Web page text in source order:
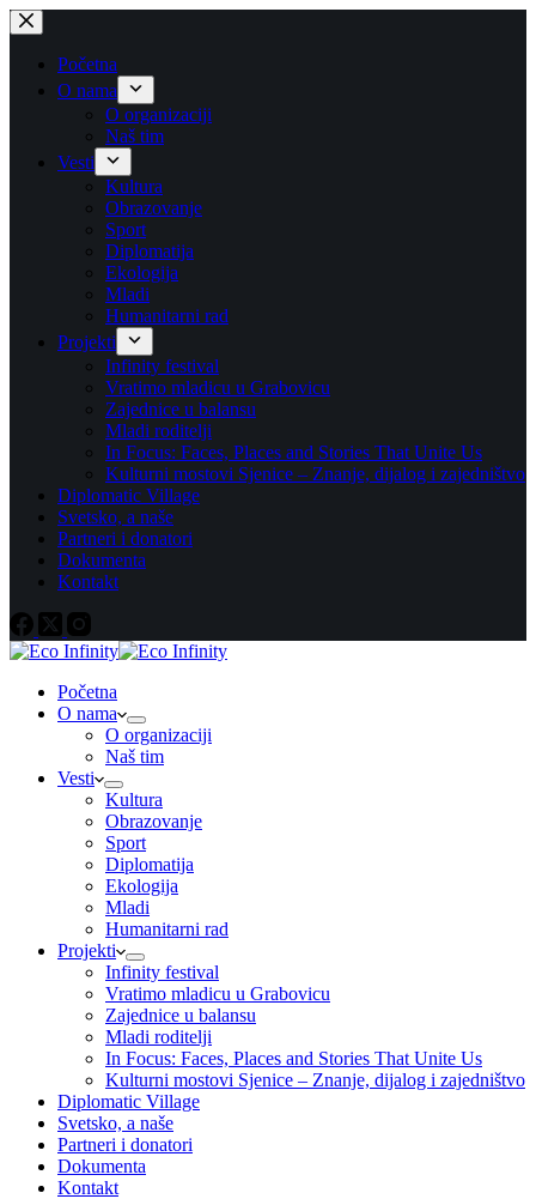
Skip
to
contentPočetna
O nama
O organizaciji
Naš tim
Vesti
Kultura
Obrazovanje
Sport
Diplomatija
Ekologija
Mladi
Humanitarni rad
Projekti
Infinity festival
Vratimo mladicu u Grabovicu
Zajednice u balansu
Mladi roditelji
In Focus: Faces, Places and Stories That Unite Us
Kulturni mostovi Sjenice – Znanje, dijalog i zajedništvo
Diplomatic Village
Svetsko, a naše
Partneri i donatori
Dokumenta
Kontakt
Početna
O nama
O organizaciji
Naš tim
Vesti
Kultura
Obrazovanje
Sport
Diplomatija
Ekologija
Mladi
Humanitarni rad
Projekti
Infinity festival
Vratimo mladicu u Grabovicu
Zajednice u balansu
Mladi roditelji
In Focus: Faces, Places and Stories That Unite Us
Kulturni mostovi Sjenice – Znanje, dijalog i zajedništvo
Diplomatic Village
Svetsko, a naše
Partneri i donatori
Dokumenta
Kontakt